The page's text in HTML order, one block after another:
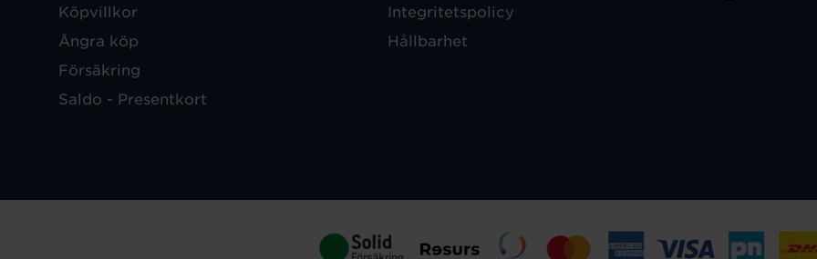
Köpvillkor
Ångra köp
Försäkring
Saldo - Presentkort
Integritetspolicy
Hållbarhet